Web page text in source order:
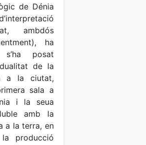
de Dénia
ambdós
ha
posat
de la
a la ciutat,
sala a
i la seua
amb la
a la terra, en
producció